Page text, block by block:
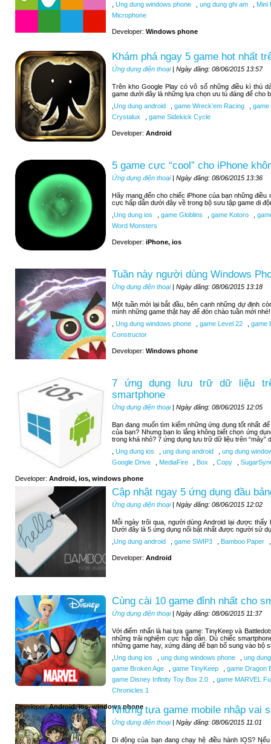
Ung dung windows phone ung dung ghi am
Mini
Microphone
Developer: Windows phone
Khám phá ngay 5 game hot nhất
Ứng dụng điện thoại| Ngày đăng: 08/06/2015 13:57
Trên kho Google Play có vô số những điều kì thú
game dưới đây là những lựa chọn ưu tú đáng để cho
Ung dung android game Wreck’em Racing
game
Crystalux
game Sidekick Cycle
Developer: Android
5 game cực “cool” cho iPhone
Ứng dụng điện thoại| Ngày đăng: 08/06/2015 13:36
Hãy mang đến cho chiếc iPhone của bạn những
cực hấp dẫn dưới đây về trong bộ sưu tập game di
Ung dung ios game Globlins game Kotoro
Word Monsters
Developer: iPhone, ios
Tuần này người dùng Windows
Ứng dụng điện thoại| Ngày đăng: 08/06/2015 13:18
Một tuần mới lại bắt đầu, bên cạnh những dự định
mình những game thật hay để đón chào tuần mới nhé!
Ung dung windows phone game Level 22
game
Constructor
Developer: Windows phone
7 ứng dụng lưu trữ dữ liệu
smartphone
Ứng dụng điện thoại| Ngày đăng: 08/06/2015 12:05
Bạn đang muốn tìm kiếm những ứng dụng tốt nhất
của bạn? Nhưng bạn lo lắng không biết chọn ứng
trong khá nhỏ? 7 ứng dụng lưu trữ dữ liệu trên “mây”
Ung dung ios ung dung android
ung dung
Google Drive
MediaFire Box Copy
Developer: Android, ios, windows phone
Cập nhật ngay 5 ứng dụng đầu
Ứng dụng điện thoại| Ngày đăng: 08/06/2015 12:02
Mỗi ngày trôi qua, người dùng Android lại được
Dưới đây là 5 ứng dụng nổi bật nhất được người sử
Ung dung android game SWIP3 Bamboo Paper
Developer: Android
Cùng cài 10 game đỉnh nhất cho
Ứng dụng điện thoại| Ngày đăng: 08/06/2015 11:37
Với điểm nhấn là hai tựa game: TinyKeep và
những trải nghiệm cực hấp dẫn. Dù chiếc
những game hay, xứng đáng để bạn bổ sung vào bộ
Ung dung ios ung dung windows phone
ung
game Broken Age
game TinyKeep
game Dragon
game Disney Infinity Toy Box 2.0
game MARVEL
Chronicles 1
Developer:Android, ios, windows phoneNhững tựa game mobile nhập vai
Ứng dụng điện thoại| Ngày đăng: 08/06/2015 11:01
Di động của bạn đang chạy hệ điều hành IOS?